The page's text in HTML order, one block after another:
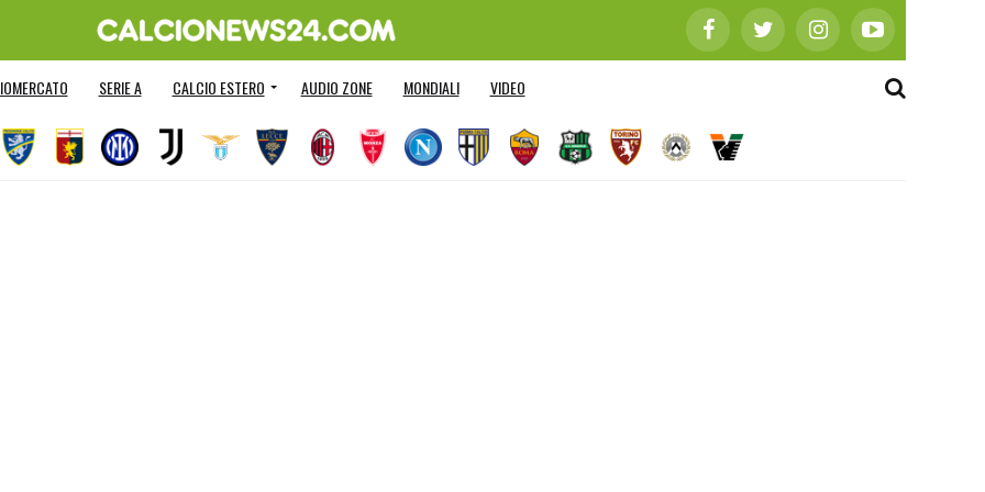
SERIE A CALCIO ESTERO AUDIO ZONE MONDIALI VIDEO